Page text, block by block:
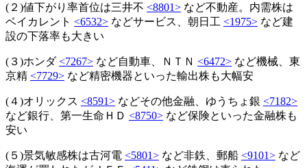
(２)値下がり率首位は三井不 <8801> など不動産。内需株は
ベイカレント <6532> などサービス、朝日工 <1975> など建
設の下落率も大きい
(３)ホンダ<7267> など自動車、ＮＴＮ <6472> など機械、東
京精 <7729> など精密機器といった輸出株も大幅安
(４)オリックス <8591> などその他金融、ゆうちょ銀 <7182>
など銀行、第一生命ＨＤ <8750> など保険といった金融株も
安い
(５)景気敏感株は古河電 <5801> など非鉄、郵船 <9101> など